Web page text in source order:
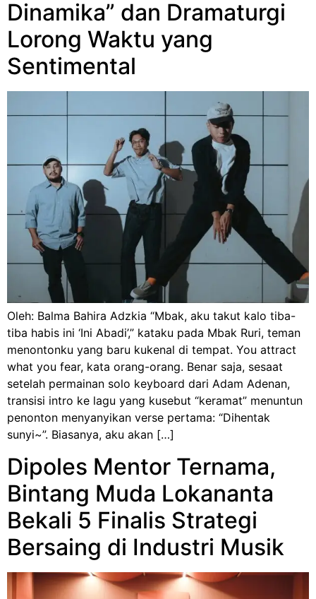
Dinamika” dan Dramaturgi
Lorong Waktu yang
Sentimental
Oleh: Balma Bahira Adzkia “Mbak, aku takut kalo tiba-
tiba habis ini ‘Ini Abadi’,” kataku pada Mbak Ruri, teman
menontonku yang baru kukenal di tempat. You attract
what you fear, kata orang-orang. Benar saja, sesaat
setelah permainan solo keyboard dari Adam Adenan,
transisi intro ke lagu yang kusebut “keramat” menuntun
penonton menyanyikan verse pertama: “Dihentak
sunyi~”. Biasanya, aku akan […]
Dipoles Mentor Ternama,
Bintang Muda Lokananta
Bekali 5 Finalis Strategi
Bersaing di Industri Musik